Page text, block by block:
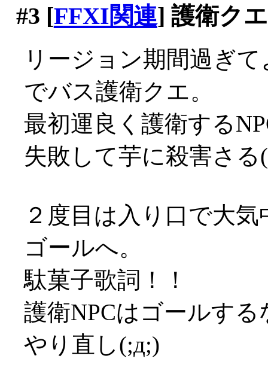
#3 [FFXI関連] 護衛ク
リージョン期間過ぎ
でバス護衛クエ。
最初運良く護衛する
失敗して芋に殺害さる
２度目は入り口で大
ゴールへ。
駄菓子歌詞！！
護衛NPCはゴールす
やり直し(;д;)